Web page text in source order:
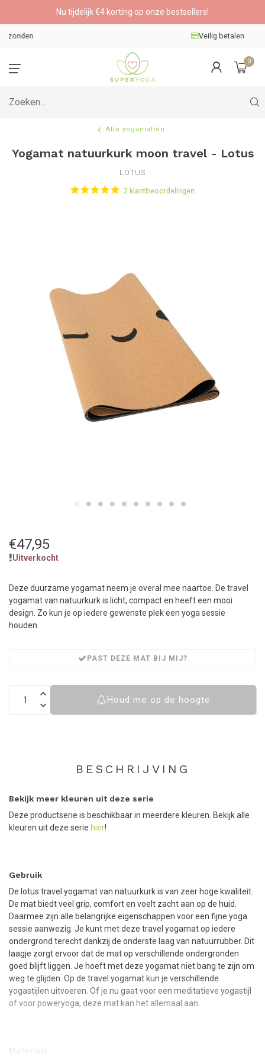
Nu tijdelijk €4 korting op onze bestsellers!
0
Alle yogamatten
Yogamat natuurkurk moon travel - Lotus
LOTUS
2 klantbeoordelingen
€47,95
Uitverkocht
Deze duurzame yogamat neem je overal mee naartoe. De travel
yogamat van natuurkurk is licht, compact en heeft een mooi
design. Zo kun je op iedere gewenste plek een yoga sessie
houden.
PAST DEZE MAT BIJ MIJ?
Houd me op de hoogte
BESCHRIJVING
Bekijk meer kleuren uit deze serie
Deze productserie is beschikbaar in meerdere kleuren. Bekijk alle
kleuren uit deze serie hier!
Gebruik
De lotus travel yogamat van natuurkurk is van zeer hoge kwaliteit.
De mat biedt veel grip, comfort en voelt zacht aan op de huid.
Daarmee zijn alle belangrijke eigenschappen voor een fijne yoga
sessie aanwezig. Je kunt met deze travel yogamat op iedere
ondergrond terecht dankzij de onderste laag van natuurrubber. Dit
laagje zorgt ervoor dat de mat op verschillende ondergronden
goed blijft liggen. Je hoeft met deze yogamat niet bang te zijn om
weg te glijden. Op de travel yogamat kun je verschillende
yogastijlen uitvoeren. Of je nu gaat voor een meditatieve yogastijl
of voor poweryoga, deze mat kan het allemaal aan.